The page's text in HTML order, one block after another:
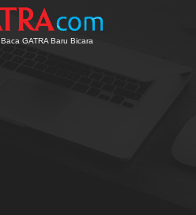
Baca GATRA Baru Bicara